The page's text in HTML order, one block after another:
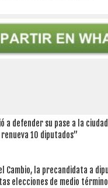
a defender su pase a la
10 diputados”
la precandidata a
elecciones de medio